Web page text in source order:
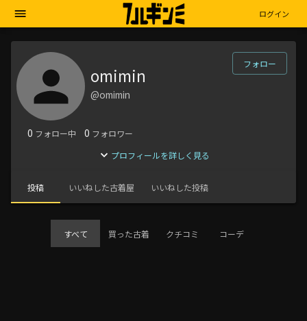
ログイン
omimin
@omimin
フォロー
0 フォロー中 0 フォロワー
プロフィールを詳しく見る
投稿 いいねした古着屋 いいねした投稿
すべて 買った古着 クチコミ コーデ